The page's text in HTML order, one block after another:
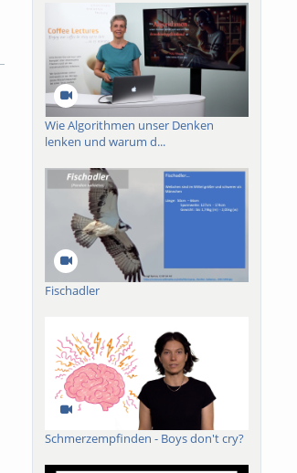
Wie Algorithmen unser Denken
lenken und warum d...
Fischadler
Schmerzempfinden - Boys don't cry?